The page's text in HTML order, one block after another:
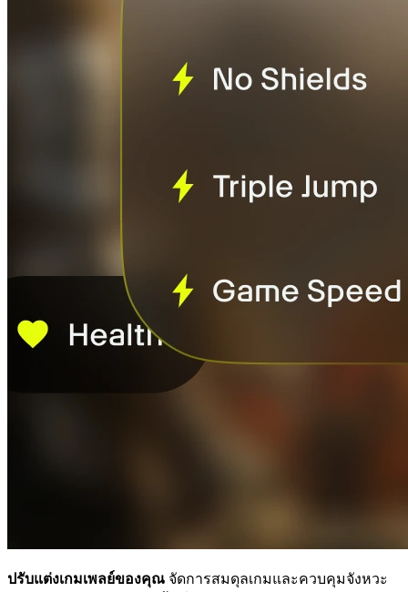
ปรับแต่งเกมเพลย์ของคุณ จัดการสมดุลเกมและควบคุมจังหวะ